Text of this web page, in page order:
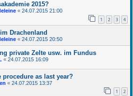
2015?
« 24.07.2015 21:00
1 2 3 4
Drachenland
« 24.07.2015 20:50
private Zelte usw. im Fundus
« 24.07.2015 16:09
procedure as last year?
« 24.07.2015 13:37
1 2